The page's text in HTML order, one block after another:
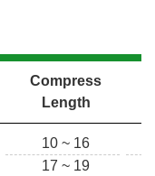
Compress
Length
10 ~ 16
17 ~ 19